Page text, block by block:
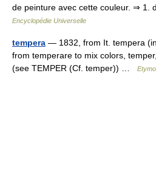
de peinture avec cette couleur. ⇒
Encyclopédie Universelle
tempera — 1832, from It. tempera
from temperare to mix colors,
(see TEMPER (Cf. temper)) …